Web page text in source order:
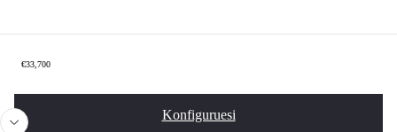
€33,700
Konfiguruesi
Përmbledhje dhe ruani
Slide Previous